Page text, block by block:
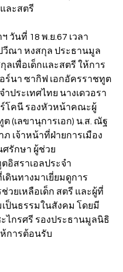
ละสตรี
วันที่ 18 พ.ย.67 เวลา
วีณา หงสกุล ประธานมูล
เพื่อเด็กและสตรี ให้การ
ร์นา ซากิฟ เอกอัครราชทูต
ำประเทศไทย นางเดวอรา
โคนี รองหัวหน้าคณะผู้
(เลขานุการเอก) น.ส. ณัฐ
ภ เจ้าหน้าที่ฝ่ายการเมือง
ศรักษา ผู้ช่วย
อิสราเอลประจำ
ดินทางมาเยี่ยมดูการ
วยเหลือเด็ก สตรี และผู้ที่
ป็นธรรมในสังคม โดยมี
ะไกรศรี รองประธานมูลนิธิ
การต้อนรับ